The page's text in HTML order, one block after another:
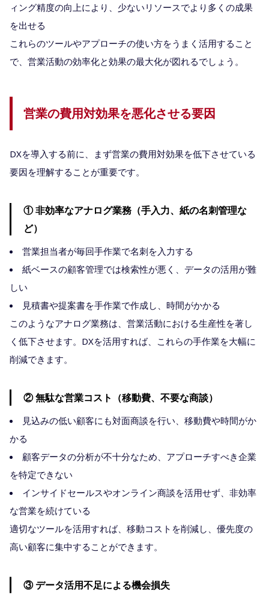
ィング精度の向上により、少ないリソースでより多くの成果
を出せる
これらのツールやアプローチの使い方をうまく活用すること
で、営業活動の効率化と効果の最大化が図れるでしょう。
営業の費用対効果を悪化させる要因
DXを導入する前に、まず営業の費用対効果を低下させている
要因を理解することが重要です。
① 非効率なアナログ業務（手入力、紙の名刺管理な
ど）
営業担当者が毎回手作業で名刺を入力する
紙ベースの顧客管理では検索性が悪く、データの活用が難
しい
見積書や提案書を手作業で作成し、時間がかかる
このようなアナログ業務は、営業活動における生産性を著し
く低下させます。DXを活用すれば、これらの手作業を大幅に
削減できます。
② 無駄な営業コスト（移動費、不要な商談）
見込みの低い顧客にも対面商談を行い、移動費や時間がか
かる
顧客データの分析が不十分なため、アプローチすべき企業
を特定できない
インサイドセールスやオンライン商談を活用せず、非効率
な営業を続けている
適切なツールを活用すれば、移動コストを削減し、優先度の
高い顧客に集中することができます。
③ データ活用不足による機会損失